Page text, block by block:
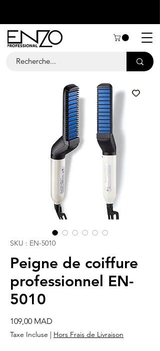
SKU : EN-5010
Peigne de coiffure
professionnel EN-
5010
109,00 MAD
Taxe Incluse | Hors Frais de Livraison